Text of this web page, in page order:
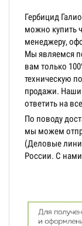
Гербицид
можно купить
менеджеру,
Мы являемся
вам только
техническую
продажи.
ответить на
По поводу
мы можем
(Деловые
России. С